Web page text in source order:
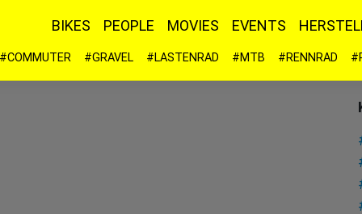
BIKES PEOPLE MOVIES EVENTS
#COMMUTER #GRAVEL #LASTENRAD #MTB #RENNRAD